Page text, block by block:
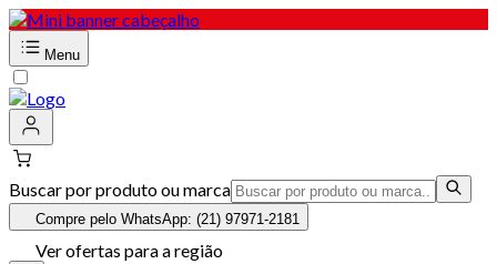
Menu
Buscar por produto ou marca
Compre pelo WhatsApp: (21) 97971-2181
Ver ofertas para a região